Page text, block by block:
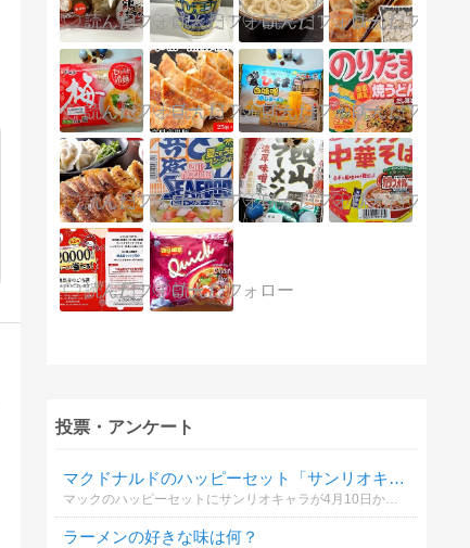
投票・アンケート
マクドナルドのハッピーセット「サンリオキャラクターズ」どれが欲しい？
マックのハッピーセットにサンリオキャラが4月10日から登場🍔
ラーメンの好きな味は何？